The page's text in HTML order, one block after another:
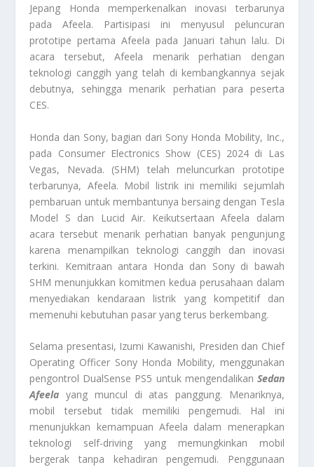
Jepang Honda memperkenalkan inovasi terbarunya
pada Afeela. Partisipasi ini menyusul peluncuran
prototipe pertama Afeela pada Januari tahun lalu. Di
acara tersebut, Afeela menarik perhatian dengan
teknologi canggih yang telah di kembangkannya sejak
debutnya, sehingga menarik perhatian para peserta
CES.
Honda dan Sony, bagian dari Sony Honda Mobility, Inc.,
pada Consumer Electronics Show (CES) 2024 di Las
Vegas, Nevada. (SHM) telah meluncurkan prototipe
terbarunya, Afeela. Mobil listrik ini memiliki sejumlah
pembaruan untuk membantunya bersaing dengan Tesla
Model S dan Lucid Air. Keikutsertaan Afeela dalam
acara tersebut menarik perhatian banyak pengunjung
karena menampilkan teknologi canggih dan inovasi
terkini. Kemitraan antara Honda dan Sony di bawah
SHM menunjukkan komitmen kedua perusahaan dalam
menyediakan kendaraan listrik yang kompetitif dan
memenuhi kebutuhan pasar yang terus berkembang.
Selama presentasi, Izumi Kawanishi, Presiden dan Chief
Operating Officer Sony Honda Mobility, menggunakan
pengontrol DualSense PS5 untuk mengendalikan Sedan
Afeela yang muncul di atas panggung. Menariknya,
mobil tersebut tidak memiliki pengemudi. Hal ini
menunjukkan kemampuan Afeela dalam menerapkan
teknologi self-driving yang memungkinkan mobil
bergerak tanpa kehadiran pengemudi. Penggunaan